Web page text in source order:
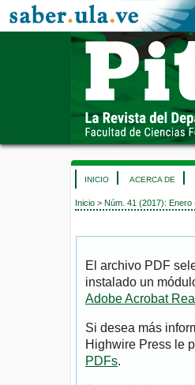
INICIO ACERCA DE
Inicio > Núm. 41 (2017): Enero
El archivo PDF
instalado un
Adobe Acrobat
Si desea más
Highwire Press le
PDFs.